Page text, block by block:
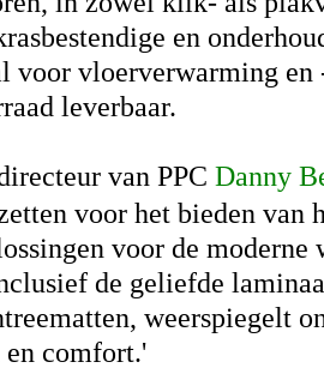
en
voor vloerverwarming
leverbaar.
van PPC Danny
voor het bieden van
voor de moderne
de geliefde
weerspiegelt
comfort.'